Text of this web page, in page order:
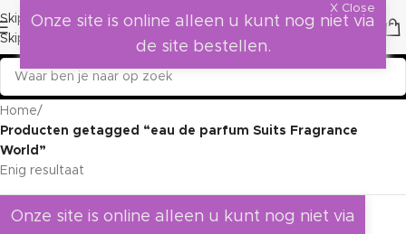
Skip to navigation
Skip to main content
Home/
Producten getagged “eau de parfum Suits Fragrance
World”
Enig resultaat
Onze site is online alleen u kunt nog niet via
X Close
Onze site is online alleen u kunt nog niet via
de site bestellen.